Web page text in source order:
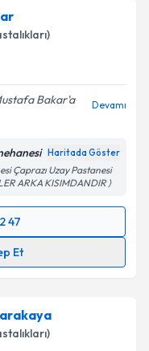
Bakar'a
Devamı
Haritada Göster
Çaprazı Uzay Pastanesi
ARKA KISIMDANDIR )
47
Et
bilgilendireceğiz.